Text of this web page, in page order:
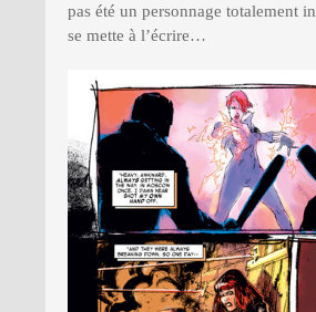
pas été un personnage totalement
se mette à l’écrire…